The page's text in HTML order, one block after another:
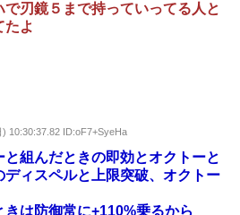
刃鏡５まで持っていってる人と
たよ
10:30:37.82 ID:oF7+SyeHa
組んだときの即効とオクトーと
ィスペルと上限突破、オクトー
は防御常に+110%乗るから